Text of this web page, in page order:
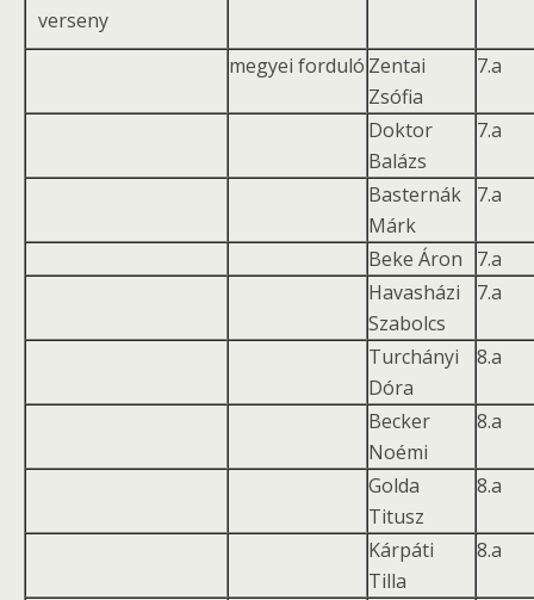
verseny
megyei forduló Zentai
Zsófia
7.a
Doktor
Balázs
7.a
Basternák
Márk
7.a
Beke Áron
7.a
Havasházi
Szabolcs
7.a
Turchányi
Dóra
8.a
Becker
Noémi
8.a
Golda
Titusz
8.a
Kárpáti
Tilla
8.a